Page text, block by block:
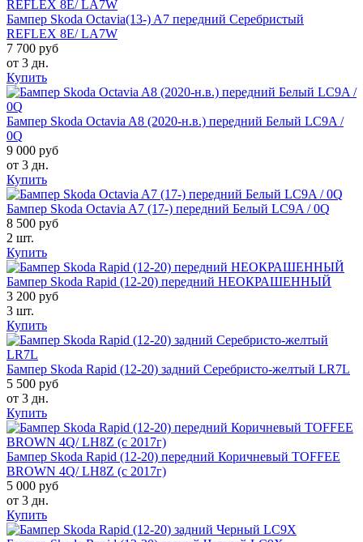
Бампер Skoda Octavia(13-) A7 передний Серебристый
REFLEX 8E/ LA7W
7 700 руб
от 3 дн.
Купить
Бампер Skoda Octavia A8 (2020-н.в.) передний Белый LC9A /
0Q
9 000 руб
от 3 дн.
Купить
Бампер Skoda Octavia A7 (17-) передний Белый LC9A / 0Q
8 500 руб
2 шт.
Купить
Бампер Skoda Rapid (12-20) передний НЕОКРАШЕННЫЙ
3 200 руб
3 шт.
Купить
Бампер Skoda Rapid (12-20) задний Серебристо-желтый LR7L
5 500 руб
от 3 дн.
Купить
Бампер Skoda Rapid (12-20) передний Коричневый TOFFEE
BROWN 4Q/ LH8Z (с 2017г)
5 000 руб
от 3 дн.
Купить